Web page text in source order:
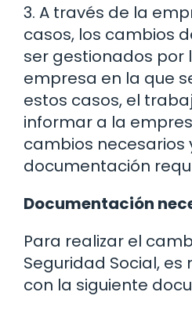
3. A través de la
casos, los cambios
ser gestionados por
empresa en la que
estos casos, el
informar a la
cambios necesarios
documentación
Documentación
Para realizar el
Seguridad Social,
con la siguiente